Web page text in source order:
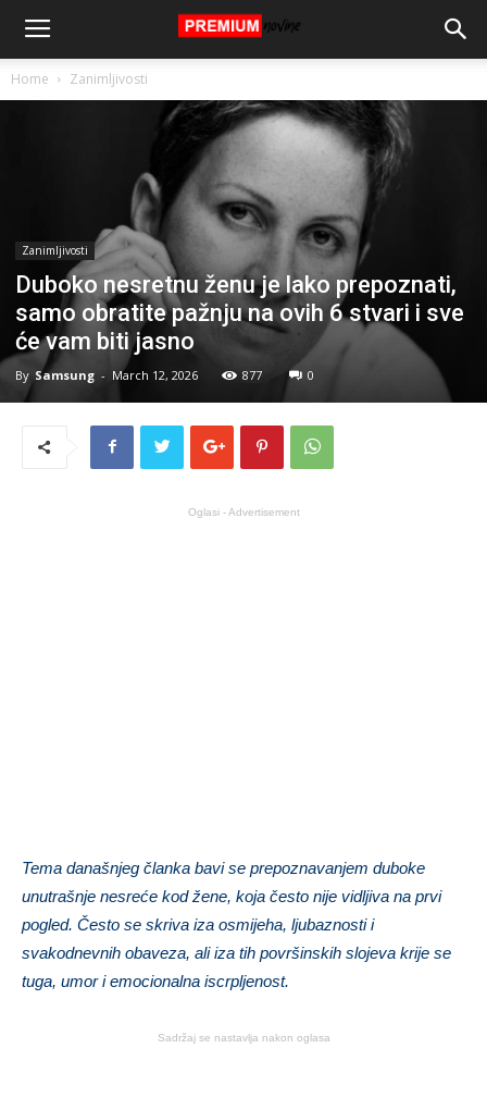
Home Zanimljivosti
Zanimljivosti
Duboko nesretnu ženu je lako prepoznati,
samo obratite pažnju na ovih 6 stvari i sve
će vam biti jasno
By Samsung - March 12, 2026 877 0
Oglasi - Advertisement
Tema današnjeg članka bavi se prepoznavanjem duboke
unutrašnje nesreće kod žene, koja često nije vidljiva na prvi
pogled. Često se skriva iza osmijeha, ljubaznosti i
svakodnevnih obaveza, ali iza tih površinskih slojeva krije se
tuga, umor i emocionalna iscrpljenost.
Sadržaj se nastavlja nakon oglasa